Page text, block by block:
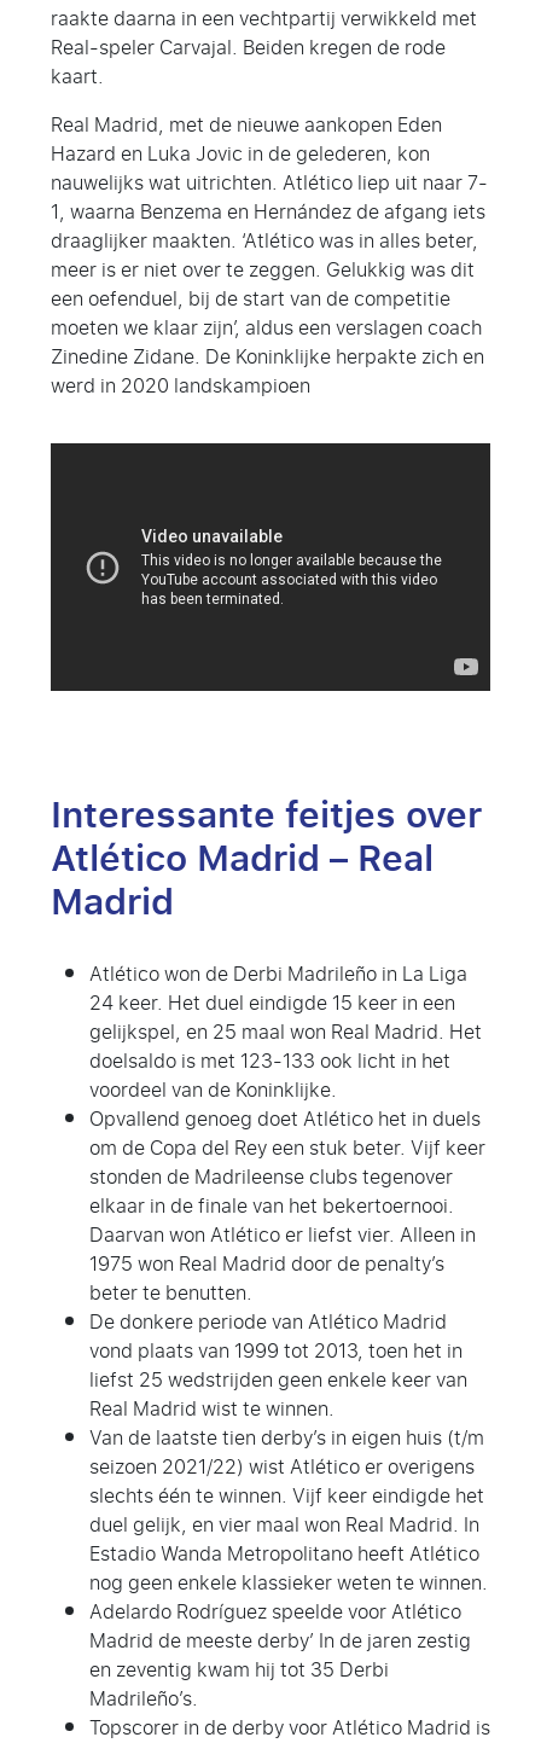
raakte daarna in een vechtpartij verwikkeld met
Real-speler Carvajal. Beiden kregen de rode
kaart.
Real Madrid, met de nieuwe aankopen Eden
Hazard en Luka Jovic in de gelederen, kon
nauwelijks wat uitrichten. Atlético liep uit naar 7-
1, waarna Benzema en Hernández de afgang iets
draaglijker maakten. ‘Atlético was in alles beter,
meer is er niet over te zeggen. Gelukkig was dit
een oefenduel, bij de start van de competitie
moeten we klaar zijn’, aldus een verslagen coach
Zinedine Zidane. De Koninklijke herpakte zich en
werd in 2020 landskampioen
Interessante feitjes over
Atlético Madrid – Real
Madrid
Atlético won de Derbi Madrileño in La Liga
24 keer. Het duel eindigde 15 keer in een
gelijkspel, en 25 maal won Real Madrid. Het
doelsaldo is met 123-133 ook licht in het
voordeel van de Koninklijke.
Opvallend genoeg doet Atlético het in duels
om de Copa del Rey een stuk beter. Vijf keer
stonden de Madrileense clubs tegenover
elkaar in de finale van het bekertoernooi.
Daarvan won Atlético er liefst vier. Alleen in
1975 won Real Madrid door de penalty’s
beter te benutten.
De donkere periode van Atlético Madrid
vond plaats van 1999 tot 2013, toen het in
liefst 25 wedstrijden geen enkele keer van
Real Madrid wist te winnen.
Van de laatste tien derby’s in eigen huis (t/m
seizoen 2021/22) wist Atlético er overigens
slechts één te winnen. Vijf keer eindigde het
duel gelijk, en vier maal won Real Madrid. In
Estadio Wanda Metropolitano heeft Atlético
nog geen enkele klassieker weten te winnen.
Adelardo Rodríguez speelde voor Atlético
Madrid de meeste derby’ In de jaren zestig
en zeventig kwam hij tot 35 Derbi
Madrileño’s.
Topscorer in de derby voor Atlético Madrid is